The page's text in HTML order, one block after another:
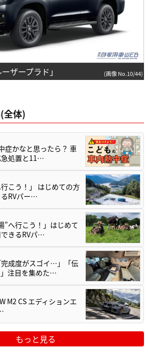
ザープラド」 (画像 No.10/44)
全体)
症かなと思ったら？ 車
急処置と11…
行こう！」 はじめての方
RVパー…
”へ行こう！」はじめて
きるRVパ…
完成度がスゴイ…」「伝
注目を集めた…
M2 CS エディションエ
もっと見る